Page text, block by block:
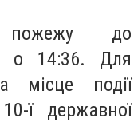
пожежу до
о 14:36. Для
місце події
ї державної